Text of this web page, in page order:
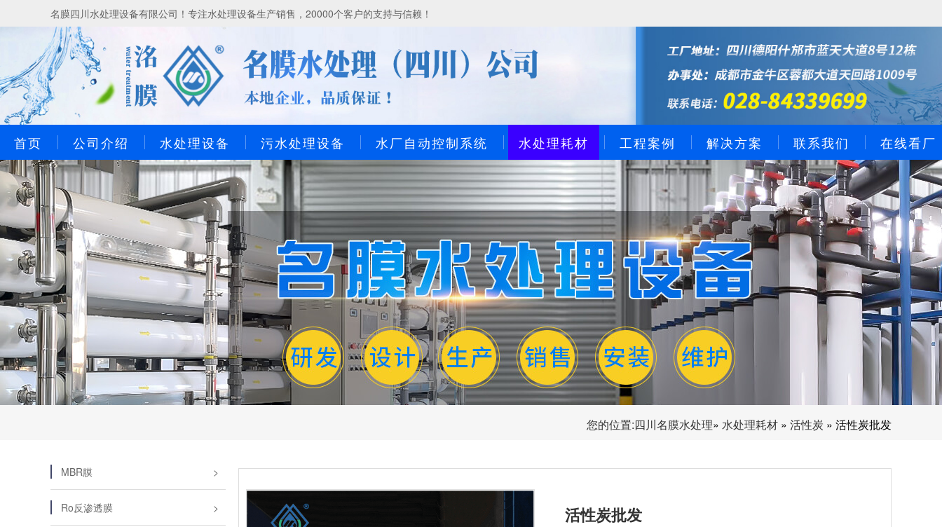
名膜四川水处理设备有限公司！专注水处理设备生产销售，20000个客户的支持与信赖！
首页 公司介绍 水处理设备 污水处理设备 水厂自动控制系统 水处理耗材 工程案例 解决方案 联系我们 在线看厂
您的位置:四川名膜水处理» 水处理耗材 » 活性炭 » 活性炭批发
MBR膜
Ro反渗透膜 活性炭批发